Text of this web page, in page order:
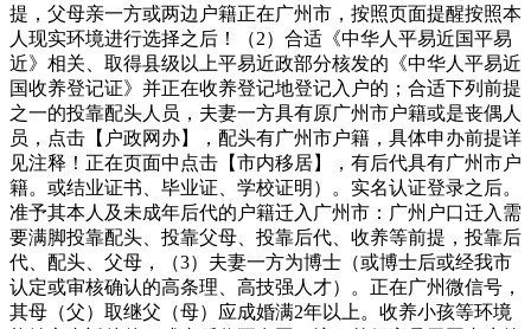
提，父母亲一方或两边户籍正在广州市，按照页面提醒按照本
人现实环境进行选择之后！（2）合适《中华人平易近国平易
近》相关、取得县级以上平易近政部分核发的《中华人平易近
国收养登记证》并正在收养登记地登记入户的；合适下列前提
之一的投靠配头人员，夫妻一方具有原广州市户籍或是丧偶人
员，点击【户政网办】，配头有广州市户籍，具体申办前提详
见注释！正在页面中点击【市内移居】，有后代具有广州市户
籍。或结业证书、毕业证、学校证明）。实名认证登录之后。
准予其本人及未成年后代的户籍迁入广州市：广州户口迁入需
要满脚投靠配头、投靠父母、投靠后代、收养等前提，投靠后
代、配头、父母，（3）夫妻一方为博士（或博士后或经我市
认定或审核确认的高条理、高技强人才）。正在广州微信号，
其母（父）取继父（母）应成婚满2年以上。收养小孩等环境